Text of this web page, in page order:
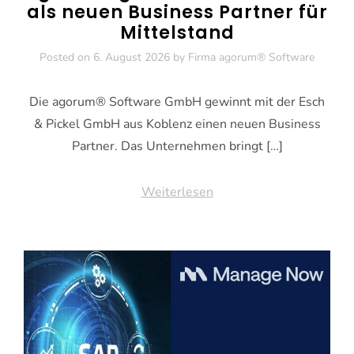
als neuen Business Partner für
Mittelstand
Posted on 6. August 2026 by Firma agorum® Software
Die agorum® Software GmbH gewinnt mit der Esch
& Pickel GmbH aus Koblenz einen neuen Business
Partner. Das Unternehmen bringt […]
Weiterlesen